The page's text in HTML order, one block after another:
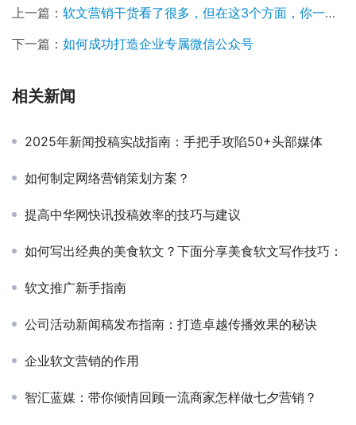
上一篇： 软文营销干货看了很多，但在这3个方面，你一直被骗了！
下一篇： 如何成功打造企业专属微信公众号
相关新闻
2025年新闻投稿实战指南：手把手攻陷50+头部媒体
如何制定网络营销策划方案？
提高中华网快讯投稿效率的技巧与建议
如何写出经典的美食软文？下面分享美食软文写作技巧：
软文推广新手指南
公司活动新闻稿发布指南：打造卓越传播效果的秘诀
企业软文营销的作用
智汇蓝媒：带你倾情回顾一流商家怎样做七夕营销？